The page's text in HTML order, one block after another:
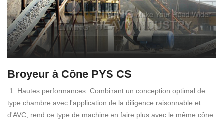
Broyeur à Cône PYS CS
1. Hautes performances. Combinant un conception optimal de
type chambre avec l'application de la diligence raisonnable et
d'AVC, rend ce type de machine en faire plus avec le même cône